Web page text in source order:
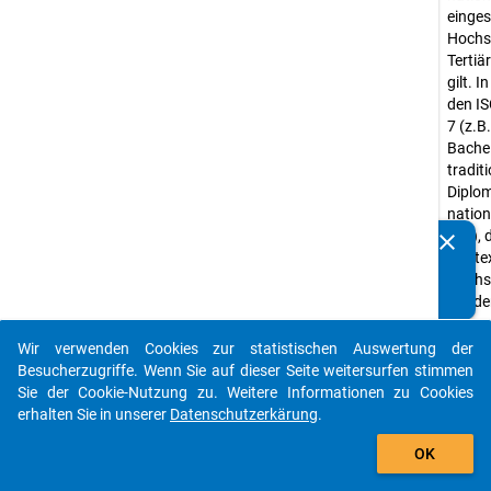
gilt. In
den
7
etc.),
und
clear
auto_stories
add_shopping_cart
Wir verwenden Cookies zur statistischen Auswertung der
Besucherzugriffe. Wenn Sie auf dieser Seite weitersurfen stimmen
Sie der Cookie-Nutzung zu. Weitere Informationen zu Cookies
erhalten Sie in unserer Datenschutzerkärung.
OK